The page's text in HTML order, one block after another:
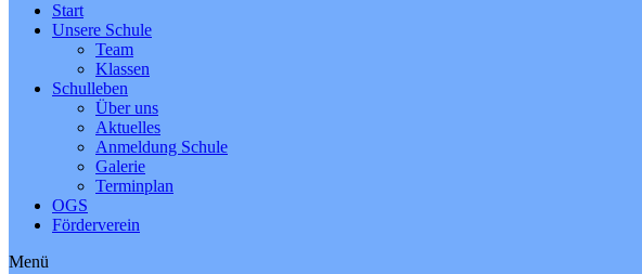
Start
Unsere Schule
Team
Klassen
Schulleben
Über uns
Aktuelles
Anmeldung Schule
Galerie
Terminplan
OGS
Förderverein
Menü